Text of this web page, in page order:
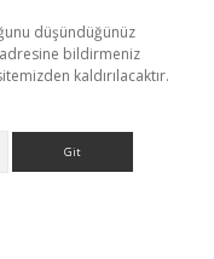
düşündüğünüz
adresine bildirmeniz
kaldırılacaktır.